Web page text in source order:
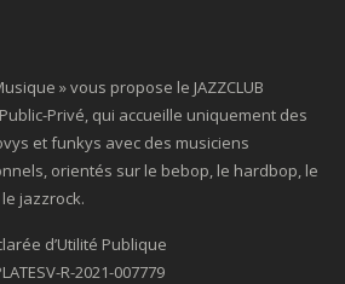
» vous propose le JAZZCLUB
Privé, qui accueille uniquement des
et funkys avec des musiciens
orientés sur le bebop, le hardbop, le
jazzrock.
d’Utilité Publique
R-2021-007779